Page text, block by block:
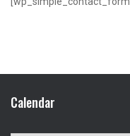
Calendar